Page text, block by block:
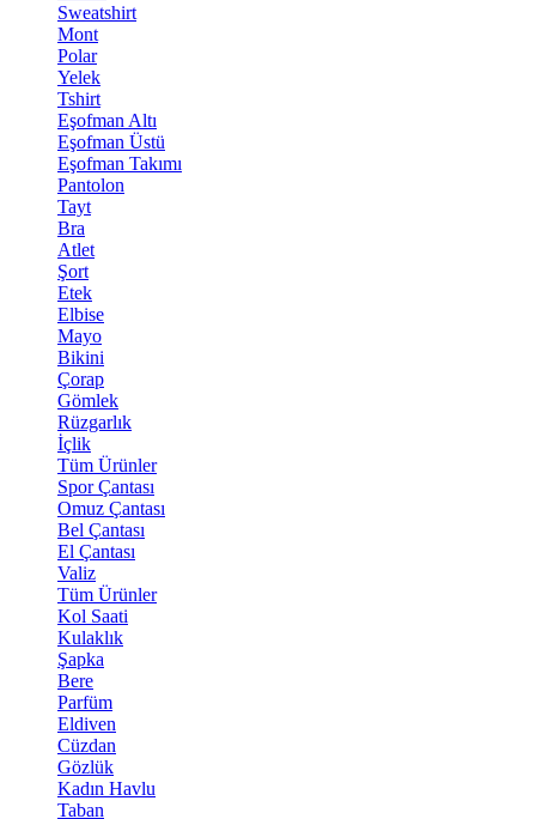
Sweatshirt
Mont
Polar
Yelek
Tshirt
Eşofman Altı
Eşofman Üstü
Eşofman Takımı
Pantolon
Tayt
Bra
Atlet
Şort
Etek
Elbise
Mayo
Bikini
Çorap
Gömlek
Rüzgarlık
İçlik
Tüm Ürünler
Spor Çantası
Omuz Çantası
Bel Çantası
El Çantası
Valiz
Tüm Ürünler
Kol Saati
Kulaklık
Şapka
Bere
Parfüm
Eldiven
Cüzdan
Gözlük
Kadın Havlu
Taban